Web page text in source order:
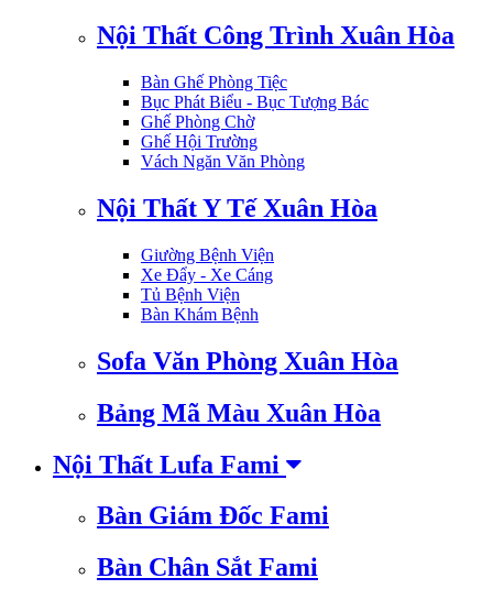
Nội Thất Công Trình Xuân Hòa
Bàn Ghế Phòng Tiệc
Bục Phát Biểu - Bục Tượng Bác
Ghế Phòng Chờ
Ghế Hội Trường
Vách Ngăn Văn Phòng
Nội Thất Y Tế Xuân Hòa
Giường Bệnh Viện
Xe Đẩy - Xe Cáng
Tủ Bệnh Viện
Bàn Khám Bệnh
Sofa Văn Phòng Xuân Hòa
Bảng Mã Màu Xuân Hòa
Nội Thất Lufa Fami
Bàn Giám Đốc Fami
Bàn Chân Sắt Fami